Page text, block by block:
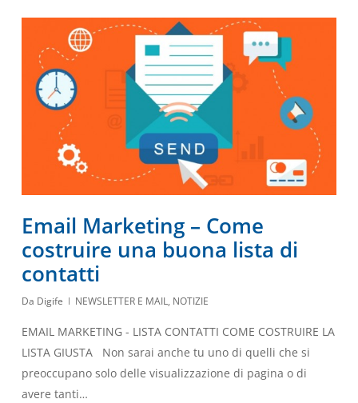
Email Marketing – Come
costruire una buona lista di
contatti
Da Digife NEWSLETTER E MAIL, NOTIZIE
EMAIL MARKETING - LISTA CONTATTI COME COSTRUIRE LA
LISTA GIUSTA Non sarai anche tu uno di quelli che si
preoccupano solo delle visualizzazione di pagina o di
avere tanti…